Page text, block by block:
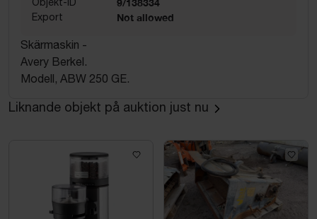
9/138334
Export Not allowed
Skärmaskin -
Avery Berkel.
Modell, ABW 250 GE.
Liknande objekt på auktion just nu